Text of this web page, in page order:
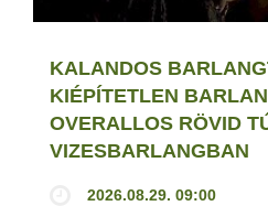
KALANDOS
KIÉPÍTETLEN
OVERALLOS RÖVID
VIZESBARLANGBAN
2026.08.29. 09:00